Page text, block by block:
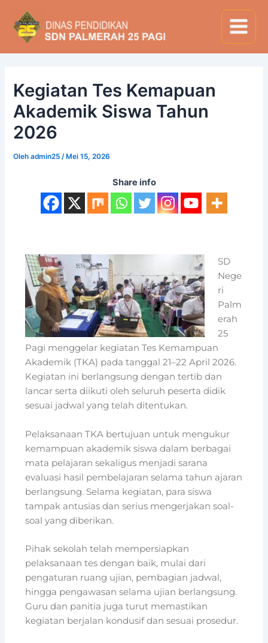
konten
Main
Menu
Kegiatan Tes Kemapuan
Akademik Siswa Tahun
2026
Olehadmin25 /Mei 15, 2026
Share info
SD
Nege
ri
Palm
erah
25
Pagi menggelar kegiatan Tes Kemampuan
Akademik (TKA) pada tanggal 21–22 April 2026.
Kegiatan ini berlangsung dengan tertib dan
lancar serta diikuti oleh seluruh peserta didik
sesuai jadwal yang telah ditentukan.
Pelaksanaan TKA bertujuan untuk mengukur
kemampuan akademik siswa dalam berbagai
mata pelajaran sekaligus menjadi sarana
evaluasi hasil pembelajaran selama tahun ajaran
berlangsung. Selama kegiatan, para siswa
tampak antusias dan serius mengerjakan soal-
soal yang diberikan.
Pihak sekolah telah mempersiapkan
pelaksanaan tes dengan baik, mulai dari
pengaturan ruang ujian, pembagian jadwal,
hingga pengawasan selama ujian berlangsung.
Guru dan panitia juga turut memastikan
kegiatan berjalan kondusif dan sesuai prosedur.
navigation